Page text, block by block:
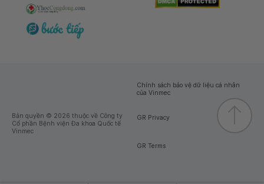
Bản quyền © 2026 thuộc về Công ty
Cổ phần Bệnh viện Đa khoa Quốc tế
Vinmec
Chính sách bảo vệ dữ liệu cá nhân
của Vinmec
GR Privacy
GR Terms